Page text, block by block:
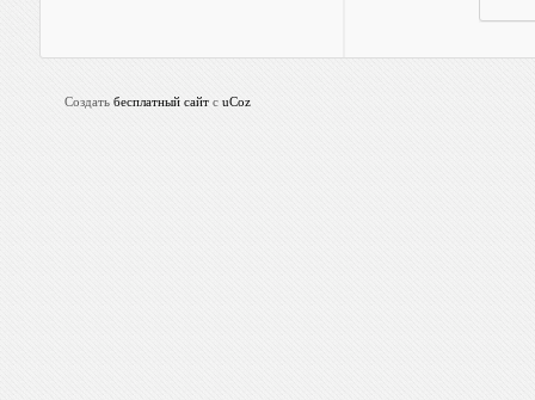
Создать бесплатный сайт с uCoz